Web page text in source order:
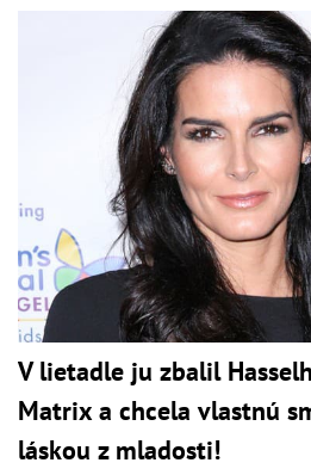
V lietadle ju zbalil
Matrix a chcela vlastnú
láskou z mladosti!